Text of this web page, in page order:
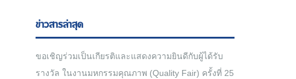
ข่าวสารล่าสุด
ขอเชิญร่วมเป็นเกียรติและแสดงความยินดีกับผู้ได้รับ
รางวัล ในงานมหกรรมคุณภาพ (Quality Fair) ครั้งที่ 25